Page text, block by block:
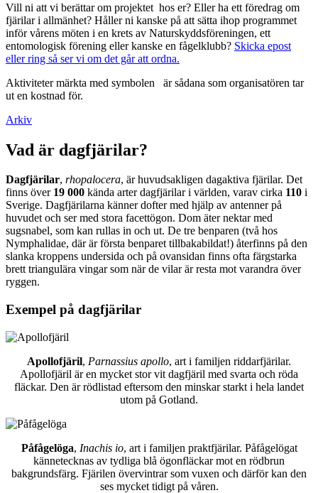
Vill ni att vi berättar om projektet hos er? Eller ha ett föredrag om
fjärilar i allmänhet? Håller ni kanske på att sätta ihop programmet
inför vårens möten i en krets av Naturskyddsföreningen, ett
entomologisk förening eller kanske en fågelklubb? Skicka epost
eller ring så ser vi om det går att ordna.
Aktiviteter märkta med symbolen
är sådana som organisatören tar
ut en kostnad för.
Arkiv
Vad är dagfjärilar?
Dagfjärilar, rhopalocera, är huvudsakligen dagaktiva fjärilar. Det
finns över 19 000 kända arter dagfjärilar i världen, varav cirka 110 i
Sverige. Dagfjärilarna känner dofter med hjälp av antenner på
huvudet och ser med stora facettögon. Dom äter nektar med
sugsnabel, som kan rullas in och ut. De tre benparen (två hos
Nymphalidae, där är första benparet tillbakabildat!) återfinns på den
slanka kroppens undersida och på ovansidan finns ofta färgstarka
brett triangulära vingar som när de vilar är resta mot varandra över
ryggen.
Exempel på dagfjärilar
Apollofjäril, Parnassius apollo, art i familjen riddarfjärilar.
Apollofjäril är en mycket stor vit dagfjäril med svarta och röda
fläckar. Den är rödlistad eftersom den minskar starkt i hela landet
utom på Gotland.
Påfågelöga, Inachis io, art i familjen praktfjärilar. Påfågelögat
kännetecknas av tydliga blå ögonfläckar mot en rödbrun
bakgrundsfärg. Fjärilen övervintrar som vuxen och därför kan den
ses mycket tidigt på våren.